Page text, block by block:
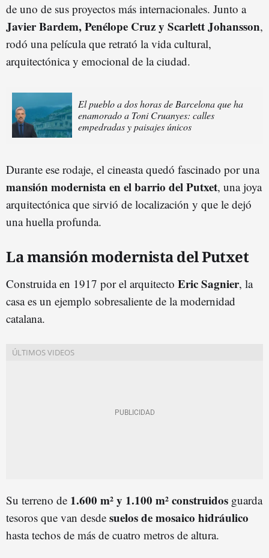
de uno de sus proyectos más internacionales. Junto a
Javier Bardem, Penélope Cruz y Scarlett Johansson,
rodó una película que retrató la vida cultural,
arquitectónica y emocional de la ciudad.
El pueblo a dos horas de Barcelona que ha
enamorado a Toni Cruanyes: calles
empedradas y paisajes únicos
Durante ese rodaje, el cineasta quedó fascinado por una
mansión modernista en el barrio del Putxet, una joya
arquitectónica que sirvió de localización y que le dejó
una huella profunda.
La mansión modernista del Putxet
Construida en 1917 por el arquitecto Eric Sagnier, la
casa es un ejemplo sobresaliente de la modernidad
catalana.
Su terreno de 1.600 m² y 1.100 m² construidos guarda
tesoros que van desde suelos de mosaico hidráulico
hasta techos de más de cuatro metros de altura.